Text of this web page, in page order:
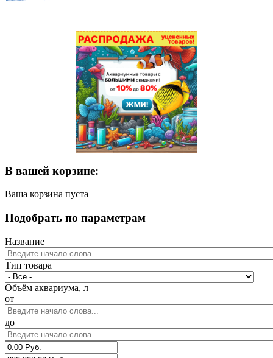
В вашей корзине:
Ваша корзина пуста
Подобрать по параметрам
Название
Тип товара
Объём аквариума, л
от
до